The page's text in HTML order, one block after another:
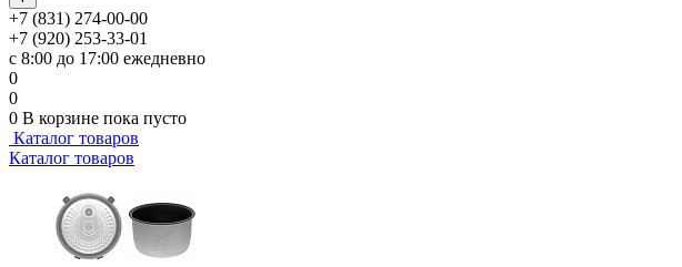
+7 (831) 274-00-00
+7 (920) 253-33-01
с 8:00 до 17:00 ежедневно
0
0
0 В корзине пока пусто
Каталог товаров
Каталог товаров